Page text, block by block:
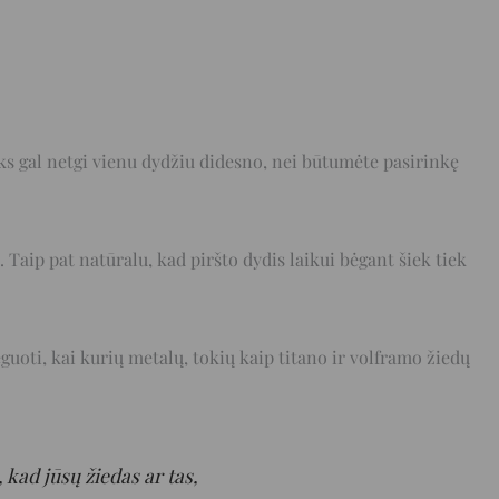
netgi vienu dydžiu didesno, nei būtumėte pasirinkę
pat natūralu, kad piršto dydis laikui bėgant šiek tiek
kai kurių metalų, tokių kaip titano ir volframo žiedų
jūsų žiedas ar tas,